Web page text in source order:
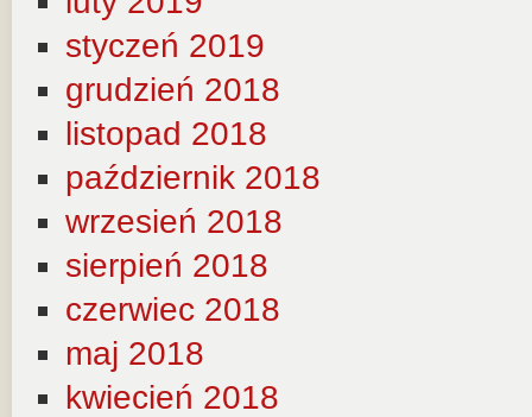
styczeń 2019
grudzień 2018
listopad 2018
październik 2018
wrzesień 2018
sierpień 2018
czerwiec 2018
maj 2018
kwiecień 2018